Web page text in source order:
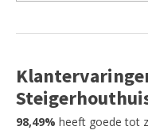
98,49% heeft goede tot